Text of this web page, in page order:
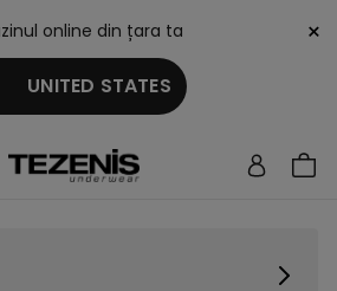
online din țara ta
STATES
×